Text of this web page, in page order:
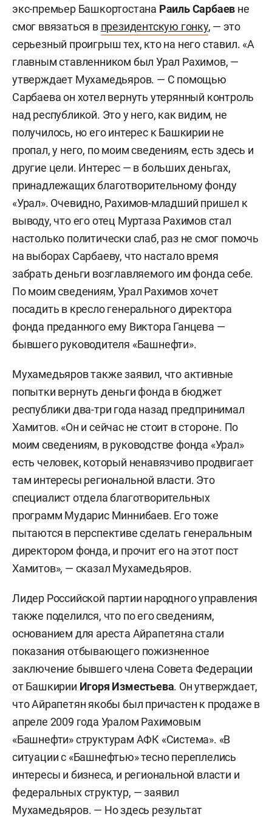
экс-премьер Башкортостана Раиль Сарбаев не
смог ввязаться в президентскую гонку, — это
серьезный проигрыш тех, кто на него ставил. «А
главным ставленником был Урал Рахимов, —
утверждает Мухамедьяров. — С помощью
Сарбаева он хотел вернуть утерянный контроль
над республикой. Это у него, как видим, не
получилось, но его интерес к Башкирии не
пропал, у него, по моим сведениям, есть здесь и
другие цели. Интерес — в больших деньгах,
принадлежащих благотворительному фонду
«Урал». Очевидно, Рахимов-младший пришел к
выводу, что его отец Муртаза Рахимов стал
настолько политически слаб, раз не смог помочь
на выборах Сарбаеву, что настало время
забрать деньги возглавляемого им фонда себе.
По моим сведениям, Урал Рахимов хочет
посадить в кресло генерального директора
фонда преданного ему Виктора Ганцева —
бывшего руководителя «Башнефти».
Мухамедьяров также заявил, что активные
попытки вернуть деньги фонда в бюджет
республики два-три года назад предпринимал
Хамитов. «Он и сейчас не стоит в стороне. По
моим сведениям, в руководстве фонда «Урал»
есть человек, который ненавязчиво продвигает
там интересы региональной власти. Это
специалист отдела благотворительных
программ Мударис Миннибаев. Его тоже
пытаются в перспективе сделать генеральным
директором фонда, и прочит его на этот пост
Хамитов», — сказал Мухамедьяров.
Лидер Российской партии народного управления
также поделился, что по его сведениям,
основанием для ареста Айрапетяна стали
показания отбывающего пожизненное
заключение бывшего члена Совета Федерации
от Башкирии Игоря Изместьева. Он утверждает,
что Айрапетян якобы был причастен к продаже в
апреле 2009 года Уралом Рахимовым
«Башнефти» структурам АФК «Система». «В
ситуации с «Башнефтью» тесно переплелись
интересы и бизнеса, и региональной власти и
федеральных структур, — заявил
Мухамедьяров. — Но здесь результат